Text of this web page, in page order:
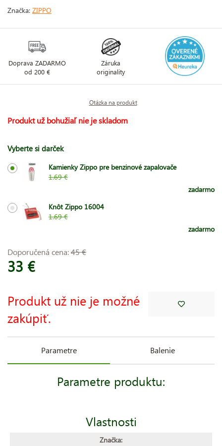
Značka: ZIPPO
Doprava ZADARMO
od 200 €
Záruka
originality
Otázka na produkt
Produkt už bohužiaľ nie je skladom
Vyberte si darček
Kamienky Zippo pre benzinové zapalovače
1.69 €
zadarmo
Knôt Zippo 16004
1.69 €
zadarmo
Doporučená cena:45 €
33 €
Produkt už nie je možné
zakúpiť.
Parametre Balenie
Parametre produktu:
Vlastnosti
Značka: